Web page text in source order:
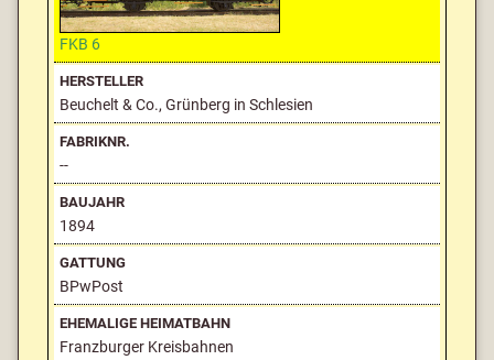
FKB 6
Beuchelt & Co., Grünberg in Schlesien
--
1894
BPwPost
Franzburger Kreisbahnen